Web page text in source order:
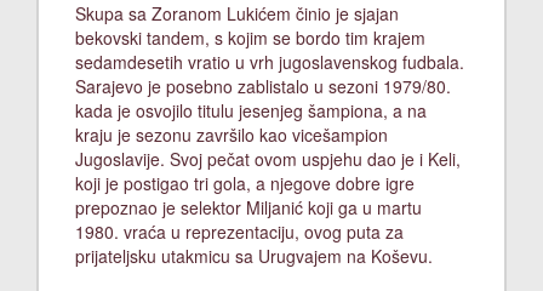
Skupa sa Zoranom Lukićem činio je sjajan
bekovski tandem, s kojim se bordo tim krajem
sedamdesetih vratio u vrh jugoslavenskog fudbala.
Sarajevo je posebno zablistalo u sezoni 1979/80.
kada je osvojilo titulu jesenjeg šampiona, a na
kraju je sezonu završilo kao vicešampion
Jugoslavije. Svoj pečat ovom uspjehu dao je i Keli,
koji je postigao tri gola, a njegove dobre igre
prepoznao je selektor Miljanić koji ga u martu
1980. vraća u reprezentaciju, ovog puta za
prijateljsku utakmicu sa Urugvajem na Koševu.